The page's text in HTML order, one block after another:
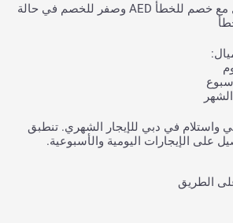
مع خصم للخطأ
AED وصفر للخصم في حالة
واستلام في دبي للإيجار الشهري. تنطبق
على الإيجارات اليومية والأسبوعية.
الطريق